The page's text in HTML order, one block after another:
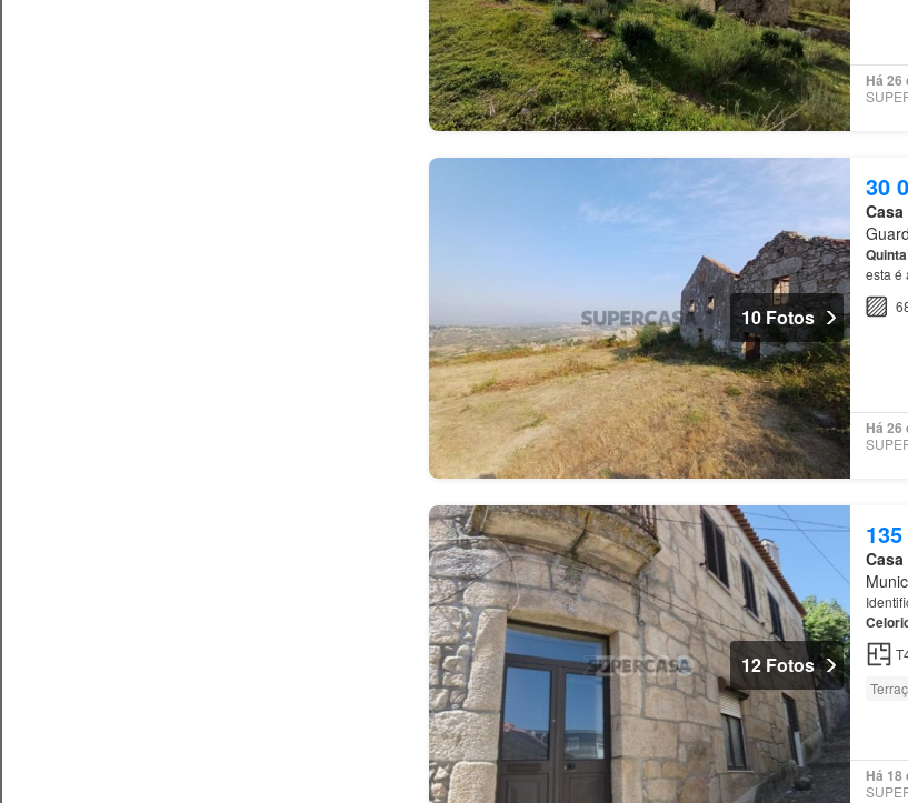
Há 26
10 Fotos
30
Casa
Quinta
esta é
Há 26
12 Fotos
Casa
Há 18